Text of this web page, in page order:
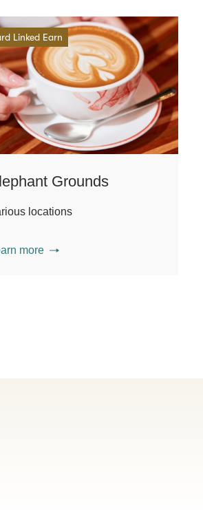
Linked Earn
Grounds
locations
more